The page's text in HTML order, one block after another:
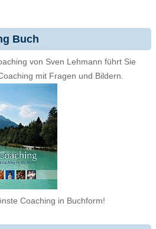
Buch
von Sven Lehmann führt Sie
mit Fragen und Bildern.
Coaching in Buchform!